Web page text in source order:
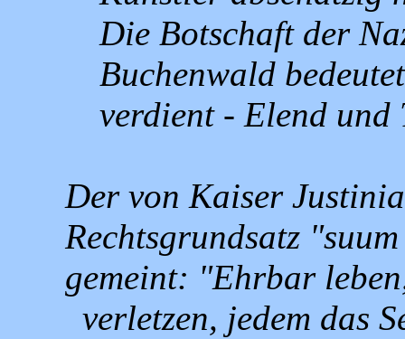
Die Botschaft der
Buchenwald
verdient - Elend und
Der von Kaiser
Rechtsgrundsatz
gemeint: "Ehrbar
verletzen, jedem das